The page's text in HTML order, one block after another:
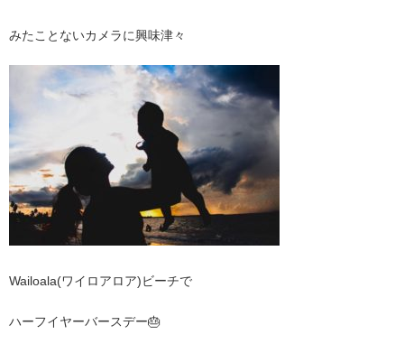
みたことないカメラに興味津々
Wailoala(ワイロアロア)ビーチで
ハーフイヤーバースデー🎂